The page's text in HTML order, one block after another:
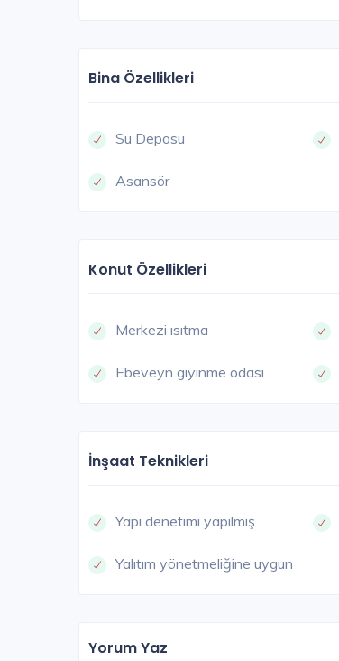
Bina Özellikleri
Su Deposu
Asansör
Konut Özellikleri
Merkezi ısıtma
Ebeveyn giyinme odası
İnşaat Teknikleri
Yapı denetimi yapılmış
Yalıtım yönetmeliğine uygun
Yorum Yaz